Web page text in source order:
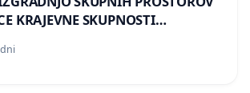
KRAJEVNE SKUPNOSTI